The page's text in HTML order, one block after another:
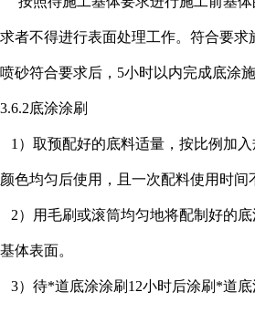
求者不得进行表面处理工作。符合要求
喷砂符合要求后， 5小时以内完成底涂施
3.6.2底涂涂刷
1）取预配好的底料适量，按比例加
颜色均匀后使用，且一次配料使用时间
2）用毛刷或滚筒均匀地将配制好的
基体表面。
3）待*道底涂涂刷12小时后涂刷*道